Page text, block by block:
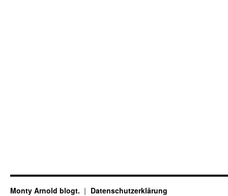
Monty Arnold blogt. Datenschutz­erklärung